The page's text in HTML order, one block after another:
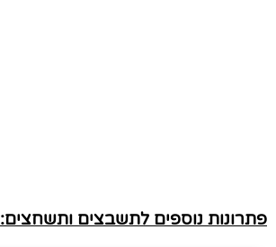
פתרונות נוספים לתשבצים ותשחצים: